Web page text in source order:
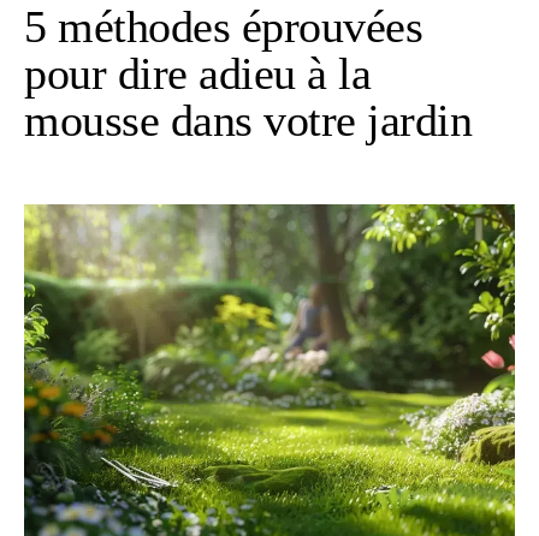
5 méthodes éprouvées
pour dire adieu à la
mousse dans votre jardin